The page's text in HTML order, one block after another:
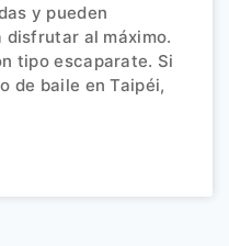
y pueden
disfrutar al máximo.
tipo escaparate. Si
de baile en Taipéi,